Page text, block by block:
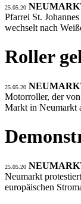
25.05.20
Pfarrei St.
wechselt nach
Roller
25.05.20
Motorroller, der
Markt in Neumarkt
25.05.20
Neumarkt
europäischen